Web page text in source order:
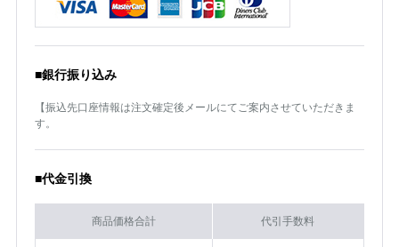
■銀行振り込み
【振込先口座情報は注文確定後メールにてご案内させていただきま
す。
■代金引換
商品価格合計 代引手数料